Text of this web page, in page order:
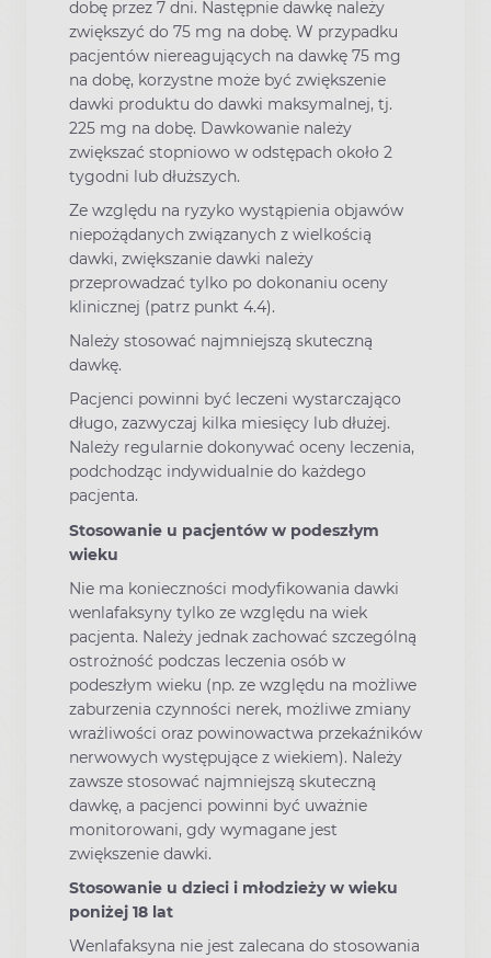
dobę przez 7 dni. Następnie dawkę należy
zwiększyć do 75 mg na dobę. W przypadku
pacjentów niereagujących na dawkę 75 mg
na dobę, korzystne może być zwiększenie
dawki produktu do dawki maksymalnej, tj.
225 mg na dobę. Dawkowanie należy
zwiększać stopniowo w odstępach około 2
tygodni lub dłuższych.
Ze względu na ryzyko wystąpienia objawów
niepożądanych związanych z wielkością
dawki, zwiększanie dawki należy
przeprowadzać tylko po dokonaniu oceny
klinicznej (patrz punkt 4.4).
Należy stosować najmniejszą skuteczną
dawkę.
Pacjenci powinni być leczeni wystarczająco
długo, zazwyczaj kilka miesięcy lub dłużej.
Należy regularnie dokonywać oceny leczenia,
podchodząc indywidualnie do każdego
pacjenta.
Stosowanie u pacjentów w podeszłym
wieku
Nie ma konieczności modyfikowania dawki
wenlafaksyny tylko ze względu na wiek
pacjenta. Należy jednak zachować szczególną
ostrożność podczas leczenia osób w
podeszłym wieku (np. ze względu na możliwe
zaburzenia czynności nerek, możliwe zmiany
wrażliwości oraz powinowactwa przekaźników
nerwowych występujące z wiekiem). Należy
zawsze stosować najmniejszą skuteczną
dawkę, a pacjenci powinni być uważnie
monitorowani, gdy wymagane jest
zwiększenie dawki.
Stosowanie u dzieci i młodzieży w wieku
poniżej 18 lat
Wenlafaksyna nie jest zalecana do stosowania